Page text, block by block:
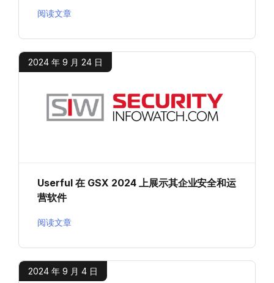
阅读文章
2024 年 9 月 24 日
Userful 在 GSX 2024 上展示其企业安全和运
营软件
阅读文章
2024 年 9 月 4 日